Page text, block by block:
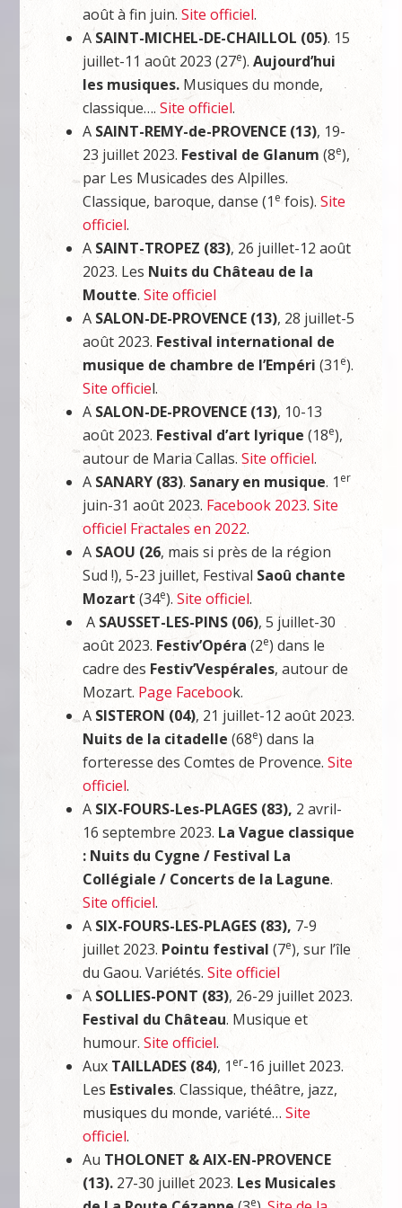
août à fin juin.Site officiel.
A SAINT-MICHEL-DE-CHAILLOL (05). 15
juillet-11 août 2023 (27e).Aujourd’hui
les musiques. Musiques du monde,
classique….Site officiel.
A SAINT-REMY-de-PROVENCE (13), 19-
23 juillet 2023. Festival de Glanum(8e),
par Les Musicades des Alpilles.
Classique, baroque, danse (1 e fois).Site
officiel.
A SAINT-TROPEZ (83), 26 juillet-12 août
2023. Les Nuits du Château de la
Moutte.Site officiel
A SALON-DE-PROVENCE (13), 28 juillet-5
août 2023. Festival international de
musique de chambre de l’Empéri(31 e).
Site officiel.
A SALON-DE-PROVENCE (13), 10-13
août 2023. Festival d’art lyrique(18e),
autour de Maria Callas.Site officiel.
A SANARY (83). Sanary en musique. 1 er
juin-31 août 2023. Facebook 2023.Site
officiel Fractales en 2022.
A SAOU (26, mais si près de la région
Sud !), 5-23 juillet, Festival Saoû chante
Mozart(34e).Site officiel.
A SAUSSET-LES-PINS (06), 5 juillet-30
août 2023. Festiv’Opéra(2e) dans le
cadre des Festiv’Vespérales, autour de
Mozart. Page Facebook.
A SISTERON (04), 21 juillet-12 août 2023.
Nuits de la citadelle (68e) dans la
forteresse des Comtes de Provence.Site
officiel.
A SIX-FOURS-Les-PLAGES (83), 2 avril-
16 septembre 2023. La Vague classique
: Nuits du Cygne / Festival La
Collégiale / Concerts de la Lagune.
Site officiel.
A SIX-FOURS-LES-PLAGES (83), 7-9
juillet 2023. Pointu festival (7e), sur l’île
du Gaou. Variétés.Site officiel
A SOLLIES-PONT (83), 26-29 juillet 2023.
Festival du Château. Musique et
humour.Site officiel.
Aux TAILLADES (84), 1 er-16 juillet 2023.
Les Estivales. Classique, théâtre, jazz,
musiques du monde, variété…Site
officiel.
Au THOLONET & AIX-EN-PROVENCE
(13). 27-30 juillet 2023. Les Musicales
e